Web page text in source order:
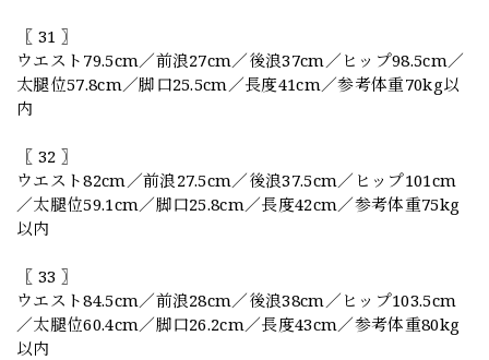
〖 31 〗
ウエスト79.5cm／前浪27cm／後浪37cm／ヒップ98.5cm／
太腿位57.8cm／脚口25.5cm／長度41cm／参考体重70kg以
内
〖 32 〗
ウエスト82cm／前浪27.5cm／後浪37.5cm／ヒップ101cm
／太腿位59.1cm／脚口25.8cm／長度42cm／参考体重75kg
以内
〖 33 〗
ウエスト84.5cm／前浪28cm／後浪38cm／ヒップ103.5cm
／太腿位60.4cm／脚口26.2cm／長度43cm／参考体重80kg
以内